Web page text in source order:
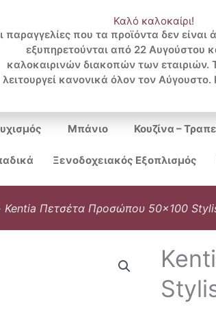
Search
...
Μπάνιο Κουζίνα –
Ξενοδοχειακός Εξοπλισμός
Kentia Πετσέτα Προσώπου 50×100
Καλό καλοκαίρι!
παραγγελίες που τα προϊόντα δεν είναι
εξυπηρετούνται από 22 Αυγούστου
καλοκαιρινών διακοπών των εταιριών.
λειτουργεί κανονικά όλον τον